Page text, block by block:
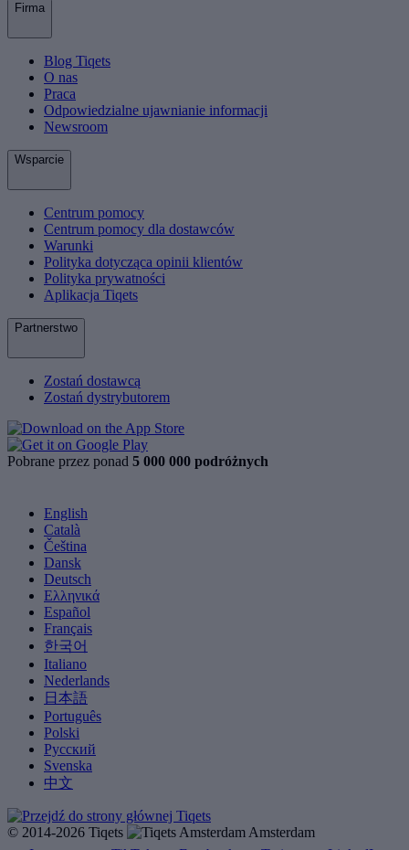
Firma
Blog Tiqets
O nas
Praca
Odpowiedzialne ujawnianie informacji
Newsroom
Wsparcie
Centrum pomocy
Centrum pomocy dla dostawców
Warunki
Polityka dotycząca opinii klientów
Polityka prywatności
Aplikacja Tiqets
Partnerstwo
Zostań dostawcą
Zostań dystrybutorem
Pobrane przez ponad 5 000 000 podróżnych
English
Català
Čeština
Dansk
Deutsch
Ελληνικά
Español
Français
한국어
Italiano
Nederlands
日本語
Português
Polski
Русский
Svenska
中文
© 2014-2026 Tiqets
Amsterdam